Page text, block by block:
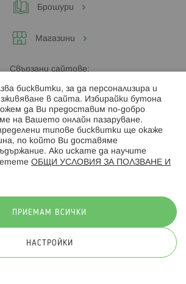
Брошури
Магазини
Свързани сайтове:
Hippoland.ro
Последвайте ни:
Всички права запазени
бисквитки, за да персонализира и
в сайта. Избирайки бутона
да Ви предоставим по-добро
на Вашето онлайн пазаруване.
типове бисквитки ще окаже
по който Ви доставяме
Ако искате да научите
ОБЩИ УСЛОВИЯ ЗА ПОЛЗВАНЕ И
ПРИЕМАМ ВСИЧКИ
НАСТРОЙКИ